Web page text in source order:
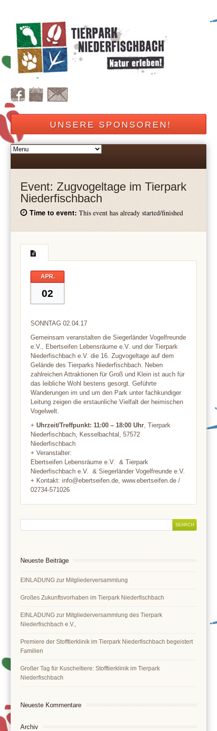
UNSERE SPONSOREN!
Event:Zugvogeltage im Tierpark
Niederfischbach
Time to event:This event has already started/finished
APR.
02
SONNTAG 02.04.17
Gemeinsam veranstalten die Siegerländer Vogelfreunde
e.V., Ebertseifen Lebensräume e.V. und der Tierpark
Niederfischbach e.V. die 16. Zugvogeltage auf dem
Gelände des Tierparks Niederfischbach. Neben
zahlreichen Attraktionen für Groß und Klein ist auch für
das leibliche Wohl bestens gesorgt. Geführte
Wanderungen im und um den Park unter fachkundiger
Leitung zeigen die erstaunliche Vielfalt der heimischen
Vogelwelt.
+Uhrzeit/Treffpunkt: 11:00 – 18:00 Uhr, Tierpark
Niederfischbach, Kesselbachtal, 57572
Niederfischbach
+ Veranstalter:
Ebertseifen Lebensräume e.V. & Tierpark
Niederfischbach e.V. & Siegerländer Vogelfreunde e.V.
+ Kontakt: info@ebertseifen.de, www.ebertseifen.de /
02734-571026
Neueste Beiträge
EINLADUNG zur Mitgliederversammlung
Großes Zukunftsvorhaben im Tierpark Niederfischbach
EINLADUNG zur Mitgliederversammlung des Tierpark
Niederfischbach e.V.,
Premiere der Stofftierklinik im Tierpark Niederfischbach begeistert
Familien
Großer Tag für Kuscheltiere: Stofftierklinik im Tierpark
Niederfischbach
Neueste Kommentare
Archiv